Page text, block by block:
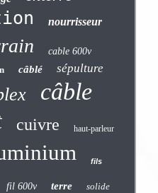
nourrisseur
cable 600v
câblé sépulture
câble
cuivre haut-parleur
fils
fil 600v terre solide